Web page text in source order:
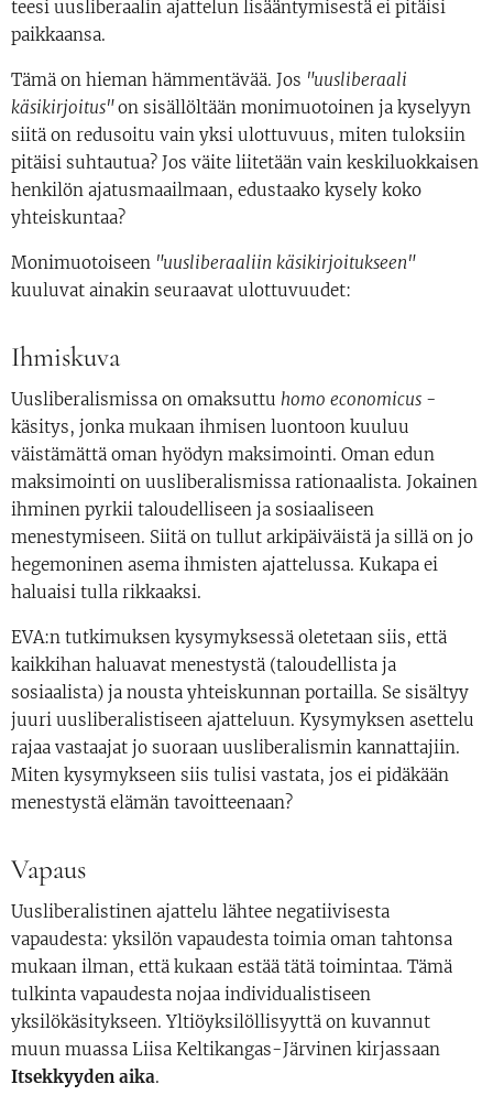
teesi uusliberaalin ajattelun lisääntymisestä ei pitäisi
paikkaansa.
Tämä on hieman hämmentävää. Jos "uusliberaali
käsikirjoitus"on sisällöltään monimuotoinen ja kyselyyn
siitä on redusoitu vain yksi ulottuvuus, miten tuloksiin
pitäisi suhtautua? Jos väite liitetään vain keskiluokkaisen
henkilön ajatusmaailmaan, edustaako kysely koko
yhteiskuntaa?
Monimuotoiseen "uusliberaaliin käsikirjoitukseen"
kuuluvat ainakin seuraavat ulottuvuudet:
Ihmiskuva
Uusliberalismissa on omaksuttu homo economicus -
käsitys, jonka mukaan ihmisen luontoon kuuluu
väistämättä oman hyödyn maksimointi. Oman edun
maksimointi on uusliberalismissa rationaalista. Jokainen
ihminen pyrkii taloudelliseen ja sosiaaliseen
menestymiseen. Siitä on tullut arkipäiväistä ja sillä on jo
hegemoninen asema ihmisten ajattelussa. Kukapa ei
haluaisi tulla rikkaaksi.
EVA:n tutkimuksen kysymyksessä oletetaan siis, että
kaikkihan haluavat menestystä (taloudellista ja
sosiaalista) ja nousta yhteiskunnan portailla. Se sisältyy
juuri uusliberalistiseen ajatteluun. Kysymyksen asettelu
rajaa vastaajat jo suoraan uusliberalismin kannattajiin.
Miten kysymykseen siis tulisi vastata, jos ei pidäkään
menestystä elämän tavoitteenaan?
Vapaus
Uusliberalistinen ajattelu lähtee negatiivisesta
vapaudesta: yksilön vapaudesta toimia oman tahtonsa
mukaan ilman, että kukaan estää tätä toimintaa. Tämä
tulkinta vapaudesta nojaa individualistiseen
yksilökäsitykseen. Yltiöyksilöllisyyttä on kuvannut
muun muassa Liisa Keltikangas-Järvinen kirjassaan
Itsekkyyden aika.